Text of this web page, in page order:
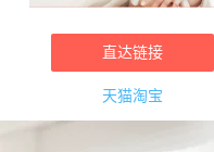
直达链接
天猫淘宝